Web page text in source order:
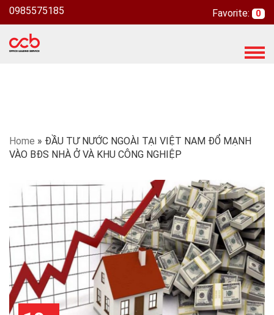
0985575185 Favorite: 0
T
g
a
t
i
o
n
Home » ĐẦU TƯ NƯỚC NGOÀI TẠI VIỆT NAM ĐỔ MẠNH
VÀO BĐS NHÀ Ở VÀ KHU CÔNG NGHIỆP